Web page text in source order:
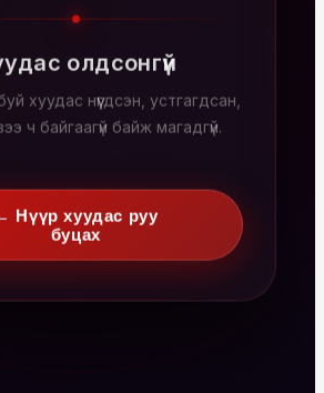
олдсонгүй
хуудас нүүгдсэн, устгагдсан,
ч байгаагүй байж магадгүй.
Нүүр хуудас руу
буцах